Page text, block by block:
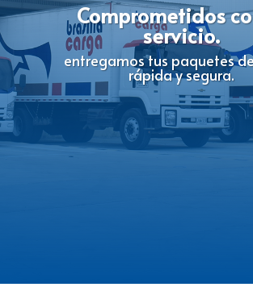
Comprometidos
servicio.
entregamos tus paquetes
rápida y segura.